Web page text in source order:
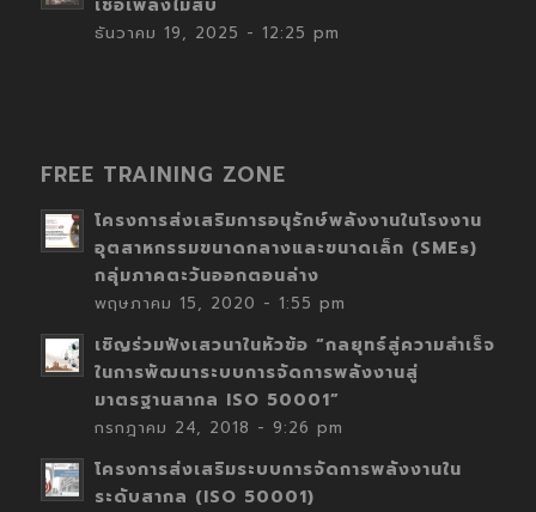
เชื้อเพลิงไม้สับ
ธันวาคม 19, 2025 - 12:25 pm
FREE TRAINING ZONE
โครงการส่งเสริมการอนุรักษ์พลังงานในโรงงาน
อุตสาหกรรมขนาดกลางและขนาดเล็ก (SMEs)
กลุ่มภาคตะวันออกตอนล่าง
พฤษภาคม 15, 2020 - 1:55 pm
เชิญร่วมฟังเสวนาในหัวข้อ “กลยุทธ์สู่ความสำเร็จ
ในการพัฒนาระบบการจัดการพลังงานสู่
มาตรฐานสากล ISO 50001”
กรกฎาคม 24, 2018 - 9:26 pm
โครงการส่งเสริมระบบการจัดการพลังงานใน
ระดับสากล (ISO 50001)